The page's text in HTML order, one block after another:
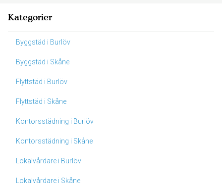
Kategorier
Byggstäd i Burlöv
Byggstäd i Skåne
Flyttstäd i Burlöv
Flyttstäd i Skåne
Kontorsstädning i Burlöv
Kontorsstädning i Skåne
Lokalvårdare i Burlöv
Lokalvårdare i Skåne